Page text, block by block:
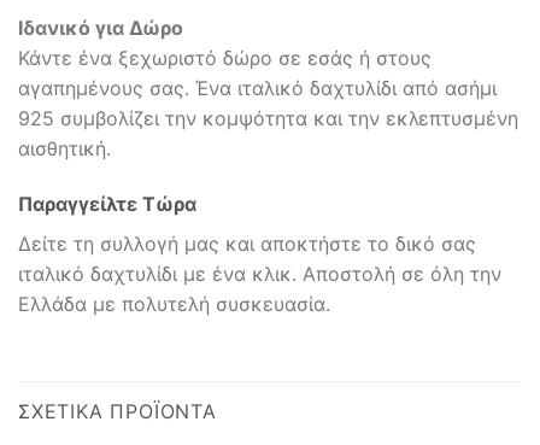
Ιδανικό για Δώρο
Κάντε ένα ξεχωριστό δώρο σε εσάς ή στους
αγαπημένους σας. Ένα ιταλικό δαχτυλίδι από ασήμι
925 συμβολίζει την κομψότητα και την εκλεπτυσμένη
αισθητική.
Παραγγείλτε Τώρα
Δείτε τη συλλογή μας και αποκτήστε το δικό σας
ιταλικό δαχτυλίδι με ένα κλικ. Αποστολή σε όλη την
Ελλάδα με πολυτελή συσκευασία.
ΣΧΕΤΙΚΆ ΠΡΟΪΌΝΤΑ